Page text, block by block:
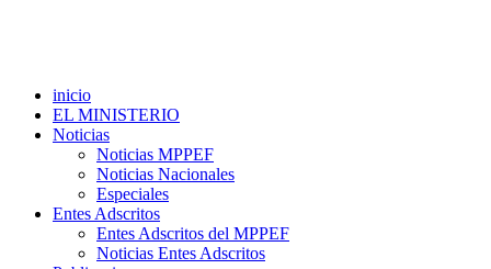
inicio
EL MINISTERIO
Noticias
Noticias MPPEF
Noticias Nacionales
Especiales
Entes Adscritos
Entes Adscritos del MPPEF
Noticias Entes Adscritos